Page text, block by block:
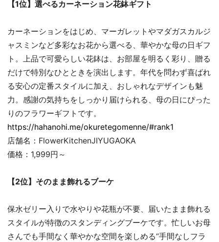
【1位】選べるカーネーション花鉢ギフト
カーネーションをはじめ、マーガレットやマダガスカルジ
ャスミンなど多彩なお花から選べる、華やかな母の日ギフ
ト。上品で可愛らしい花鉢は、お部屋を明るく彩り、贈る
だけで特別なひとときを演出します。年代を問わず喜ばれ
る安心の定番スタイルに加え、おしゃれなデザインも魅
力。感謝の気持ちをしっかり届けられる、母の日にぴった
りのフラワーギフトです。
https://hahanohi.me/okuretegomenne/#rank1
店舗名：FlowerKitchenJIYUGAOKA
価格：1,999円～
【2位】そのまま飾れるブーケ
保水ゼリー入りで水やりや花瓶が不要、届いたまま飾れる
スタイルが特徴のスタンディングブーケです。忙しいお母
さんでも手間なく華やかな空間を楽しめる“手間なしフラ